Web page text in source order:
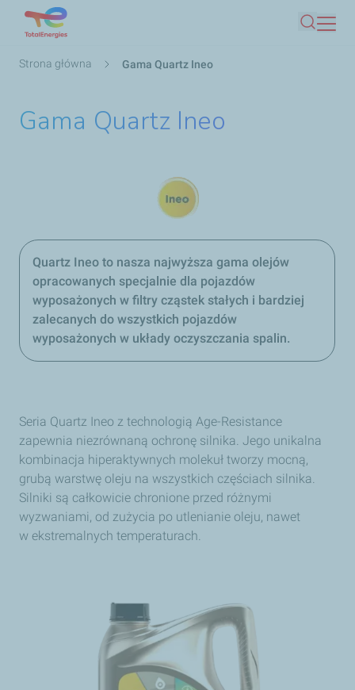
treści
Szukaj
Ścieżka
Strona główna Gama Quartz Ineo
Gama Quartz Ineo
Quartz Ineo to nasza najwyższa gama olejów
opracowanych specjalnie dla pojazdów
wyposażonych w filtry cząstek stałych i bardziej
zalecanych do wszystkich pojazdów
wyposażonych w układy oczyszczania spalin.
Seria Quartz Ineo z technologią Age-Resistance
zapewnia niezrównaną ochronę silnika. Jego unikalna
kombinacja hiperaktywnych molekuł tworzy mocną,
grubą warstwę oleju na wszystkich częściach silnika.
Silniki są całkowicie chronione przed różnymi
wyzwaniami, od zużycia po utlenianie oleju, nawet
w ekstremalnych temperaturach.